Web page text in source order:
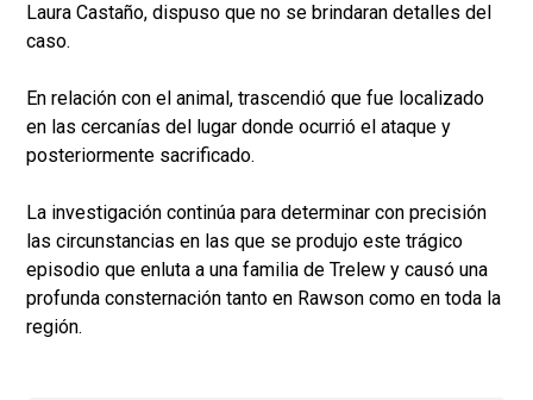
Laura Castaño, dispuso que no se brindaran detalles del
caso.
En relación con el animal, trascendió que fue localizado
en las cercanías del lugar donde ocurrió el ataque y
posteriormente sacrificado.
La investigación continúa para determinar con precisión
las circunstancias en las que se produjo este trágico
episodio que enluta a una familia de Trelew y causó una
profunda consternación tanto en Rawson como en toda la
región.